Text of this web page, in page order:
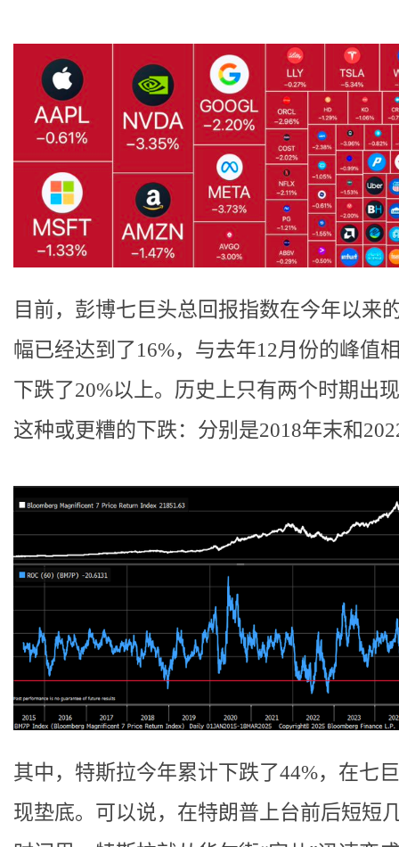
目前，彭博七巨头总回报指数在今年以来
幅已经达到了16%，与去年12月份的峰值
下跌了20%以上。历史上只有两个时期出
这种或更糟的下跌：分别是2018年末和
其中，特斯拉今年累计下跌了44%，在七
现垫底。可以说，在特朗普上台前后短短